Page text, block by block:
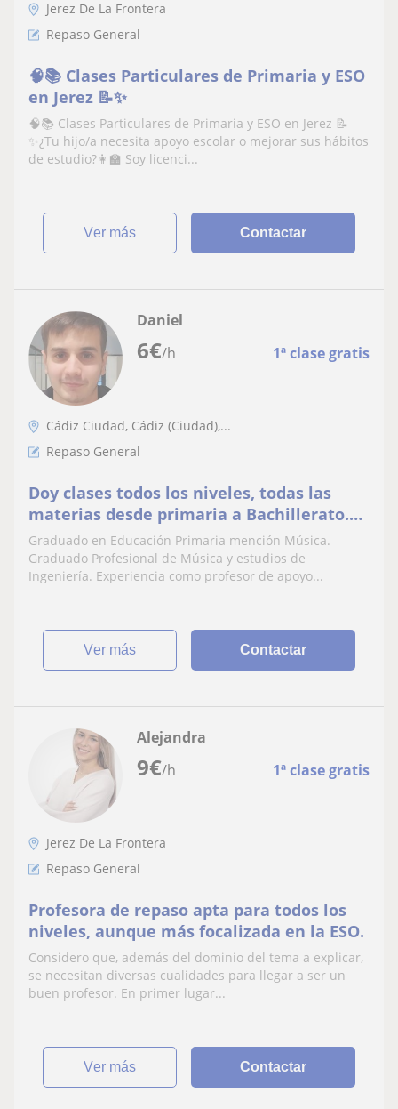
Jerez De La Frontera
Repaso General
🧠📚 Clases Particulares de Primaria y ESO
en Jerez 📝✨
🧠📚 Clases Particulares de Primaria y ESO en Jerez 📝
✨¿Tu hijo/a necesita apoyo escolar o mejorar sus hábitos
de estudio?👩‍🏫 Soy licenci...
ver más Contactar
6€/h 1ª clase gratis
Daniel
Cádiz Ciudad, Cádiz (Ciudad),...
Repaso General
Doy clases todos los niveles, todas las
materias desde primaria a Bachillerato.
Inglés, Música y Guitarra
Graduado en Educación Primaria mención Música.
Graduado Profesional de Música y estudios de
Ingeniería. Experiencia como profesor de apoyo...
ver más Contactar
9€/h 1ª clase gratis
Alejandra
Jerez De La Frontera
Repaso General
Profesora de repaso apta para todos los
niveles, aunque más focalizada en la ESO.
Considero que, además del dominio del tema a explicar,
se necesitan diversas cualidades para llegar a ser un
buen profesor. En primer lugar...
ver más Contactar